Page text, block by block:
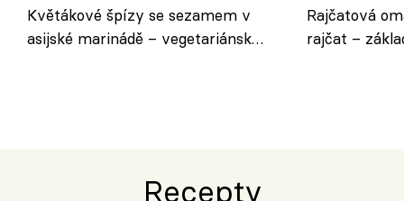
Květákové špízy se sezamem v
asijské marinádě – vegetariánská
Rajčatová
rajčat –
Recepty